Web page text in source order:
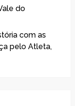
do
com as
pelo Atleta,